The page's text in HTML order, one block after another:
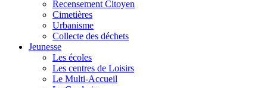
Recensement Citoyen
Cimetières
Urbanisme
Collecte des déchets
Jeunesse
Les écoles
Les centres de Loisirs
Le Multi-Accueil